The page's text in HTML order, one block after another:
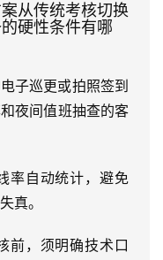
从传统考核切换
硬性条件有哪
子巡更或拍照签到
夜间值班抽查的客
率自动统计，避免
真。
前，须明确技术口